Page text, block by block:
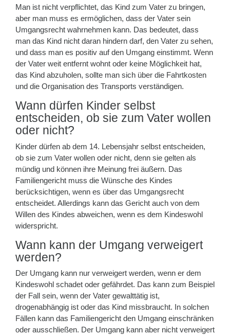
Man ist nicht verpflichtet, das Kind zum Vater zu bringen,
aber man muss es ermöglichen, dass der Vater sein
Umgangsrecht wahrnehmen kann. Das bedeutet, dass
man das Kind nicht daran hindern darf, den Vater zu sehen,
und dass man es positiv auf den Umgang einstimmt. Wenn
der Vater weit entfernt wohnt oder keine Möglichkeit hat,
das Kind abzuholen, sollte man sich über die Fahrtkosten
und die Organisation des Transports verständigen.
Wann dürfen Kinder selbst
entscheiden, ob sie zum Vater wollen
oder nicht?
Kinder dürfen ab dem 14. Lebensjahr selbst entscheiden,
ob sie zum Vater wollen oder nicht, denn sie gelten als
mündig und können ihre Meinung frei äußern. Das
Familiengericht muss die Wünsche des Kindes
berücksichtigen, wenn es über das Umgangsrecht
entscheidet. Allerdings kann das Gericht auch von dem
Willen des Kindes abweichen, wenn es dem Kindeswohl
widerspricht.
Wann kann der Umgang verweigert
werden?
Der Umgang kann nur verweigert werden, wenn er dem
Kindeswohl schadet oder gefährdet. Das kann zum Beispiel
der Fall sein, wenn der Vater gewalttätig ist,
drogenabhängig ist oder das Kind missbraucht. In solchen
Fällen kann das Familiengericht den Umgang einschränken
oder ausschließen. Der Umgang kann aber nicht verweigert